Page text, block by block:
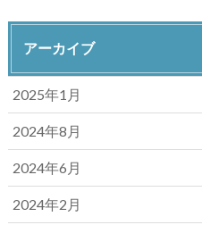
アーカイブ
2025年1月
2024年8月
2024年6月
2024年2月